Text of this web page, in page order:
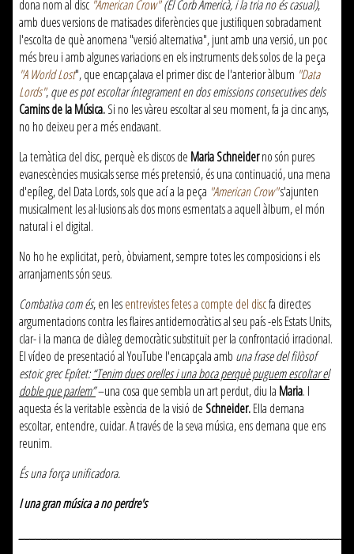
dona nom al disc "American Crow" (El Corb Americà, i la tria no és casual),
amb dues versions de matisades diferències que justifiquen sobradament
l'escolta de què anomena "versió alternativa", junt amb una versió, un poc
més breu i amb algunes variacions en els instruments dels solos de la peça
"A World Lost", que encapçalava el primer disc de l'anterior àlbum "Data
Lords",que es pot escoltar íntegrament en dos emissions consecutives dels
Camins de la Música.Si no les vàreu escoltar al seu moment, fa ja cinc anys,
no ho deixeu per a més endavant.
La temàtica del disc, perquè els discos de Maria Schneiderno són pures
evanescències musicals sense més pretensió, és una continuació, una mena
d'epíleg,del Data Lords, sols que ací a la peça "American Crow"s'ajunten
musicalment les al·lusions als dos mons esmentats a aquell àlbum, el món
natural i el digital.
No ho he explicitat, però, òbviament, sempre totes les composicions i els
arranjaments són seus.
Combativa com és, en lesentrevistes fetes a compte del discfa directes
argumentacions contra les flaires antidemocràtics al seu país -els Estats Units,
clar- i la manca de diàleg democràtic substituït per la confrontació irracional.
El vídeo de presentació al YouTube l'encapçala amb una frase del filòsof
estoic grec Epítet: “Tenim dues orelles i una boca perquè puguem escoltar el
doble que parlem”–una cosa que sembla un art perdut, diu la Maria. I
aquesta és la veritable essència de la visió de Schneider.Ella demana
escoltar, entendre, cuidar. A través de la seva música, ens demana que ens
reunim.
És una força unificadora.
I una gran música a no perdre's